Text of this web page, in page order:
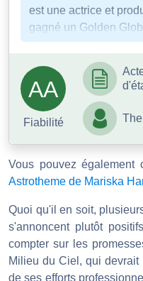
est une actrice et
gagné un Golden
AA
Fiabilité
Vous pouvez également
Astrotheme de Mariska
Quoi qu'il en soit,
s'annoncent plutôt
compter sur les
Milieu du Ciel, qui
de ses efforts